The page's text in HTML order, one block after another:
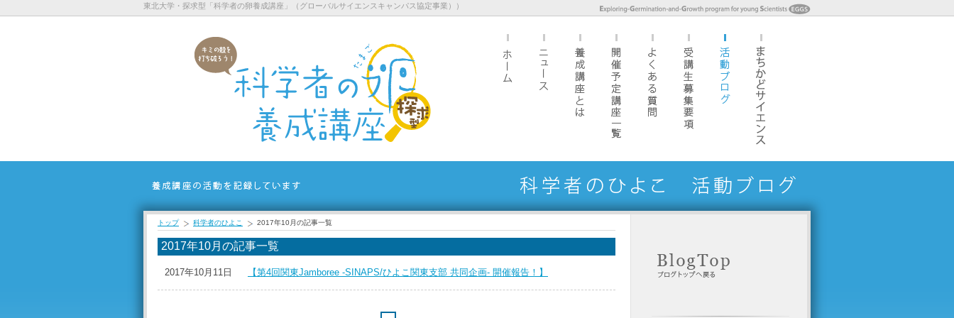
東北大学・探求型「科学者の卵養成講座」（グローバルサイエンスキャンパス協定事業））
トップ 科学者のひよこ 2017年10月の記事一覧
2017年10月の記事一覧
2017年10月11日 【第4回関東Jamboree -SINAPS/ひよこ関東支部 共同企画- 開催報告！】